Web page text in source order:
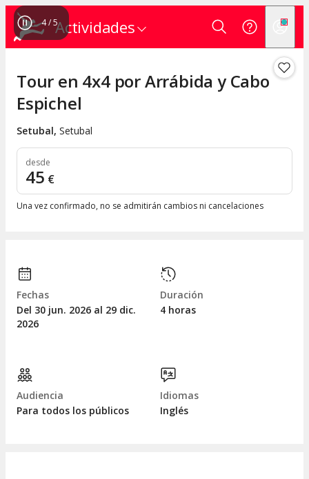
Actividades
4/5
Tour en 4x4 por Arrábida y Cabo
Espichel
Setubal, Setubal
desde
45 €
Una vez confirmado, no se admitirán cambios ni cancelaciones
Fechas
Del 30 jun. 2026 al 29 dic.
2026
Duración
4 horas
Audiencia
Para todos los públicos
Idiomas
Inglés